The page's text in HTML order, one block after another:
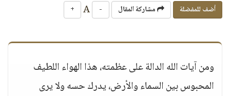
أضف للمفضلة مشاركة المقال -
+
ومن آيات الله الدالة على عظمته، هذا الهواء اللطيف
المحبوس بين السماء والأرض، يدرك حسه ولا يرى